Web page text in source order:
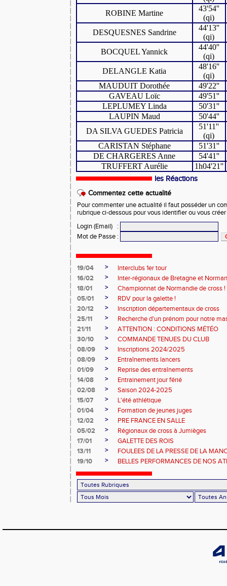
ROBINE Martine
43'54''
(qi)
DESQUESNES Sandrine
44'13''
(qi)
BOCQUEL Yannick
44'40''
(qi)
DELANGLE Katia
48'16''
(qi)
MAUDUIT Dorothée
49'22''
GAVEAU Loïc
49'51''
LEPLUMEY Linda
50'31''
LAUPIN Maud
50'44''
DA SILVA GUEDES Patricia
51'11''
(qi)
CARISTAN Stéphane
51'31''
DE CHARGERES Anne
54'41''
TRUFFERT Aurélie
1h04'21''
les Réactions
Commentez cette actualité
Pour commenter une actualité il faut posséder un
rubrique ci-dessous pour vous identifier ou vous
Login (Email)
:
Mot de Passe :
19/04 >
Interclubs 1er tour
16/02
>
Inter-régionaux de Bretagne et
18/01
>
Championnat de Normandie de cross !
05/01
>
RDV pour la galette !
20/12
>
Inscription départementaux de cross
25/11
>
Recherche d'un prénom pour notre
21/11
>
ATTENTION : CONDITIONS MÉTÉO
30/10
>
COMMANDE TENUES DU CLUB
08/09
>
Inscriptions 2024/2025
08/09
>
Entraînements lancers
01/09
>
Reprise des entraînements
14/08
>
Entrainement jour férié
02/08
>
Saison 2024-2025
15/07
>
L'été athlétique
01/04
>
Formation de jeunes juges
12/02
>
PRE FRANCE EN SALLE
05/02
>
Régionaux de cross à Jumièges
17/01
>
GALETTE DES ROIS
13/11
>
FOULEES DE LA PRESSE DE LA
19/10
> BELLES PERFORMANCES DE NOS